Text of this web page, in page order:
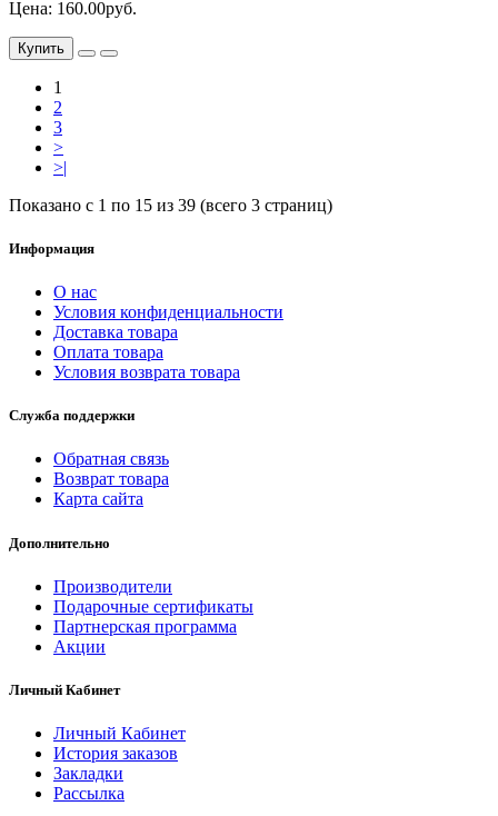
Цена: 160.00руб.
Купить
1
2
3
>
>|
Показано с 1 по 15 из 39 (всего 3 страниц)
Информация
О нас
Условия конфиденциальности
Доставка товара
Оплата товара
Условия возврата товара
Служба поддержки
Обратная связь
Возврат товара
Карта сайта
Дополнительно
Производители
Подарочные сертификаты
Партнерская программа
Акции
Личный Кабинет
Личный Кабинет
История заказов
Закладки
Рассылка